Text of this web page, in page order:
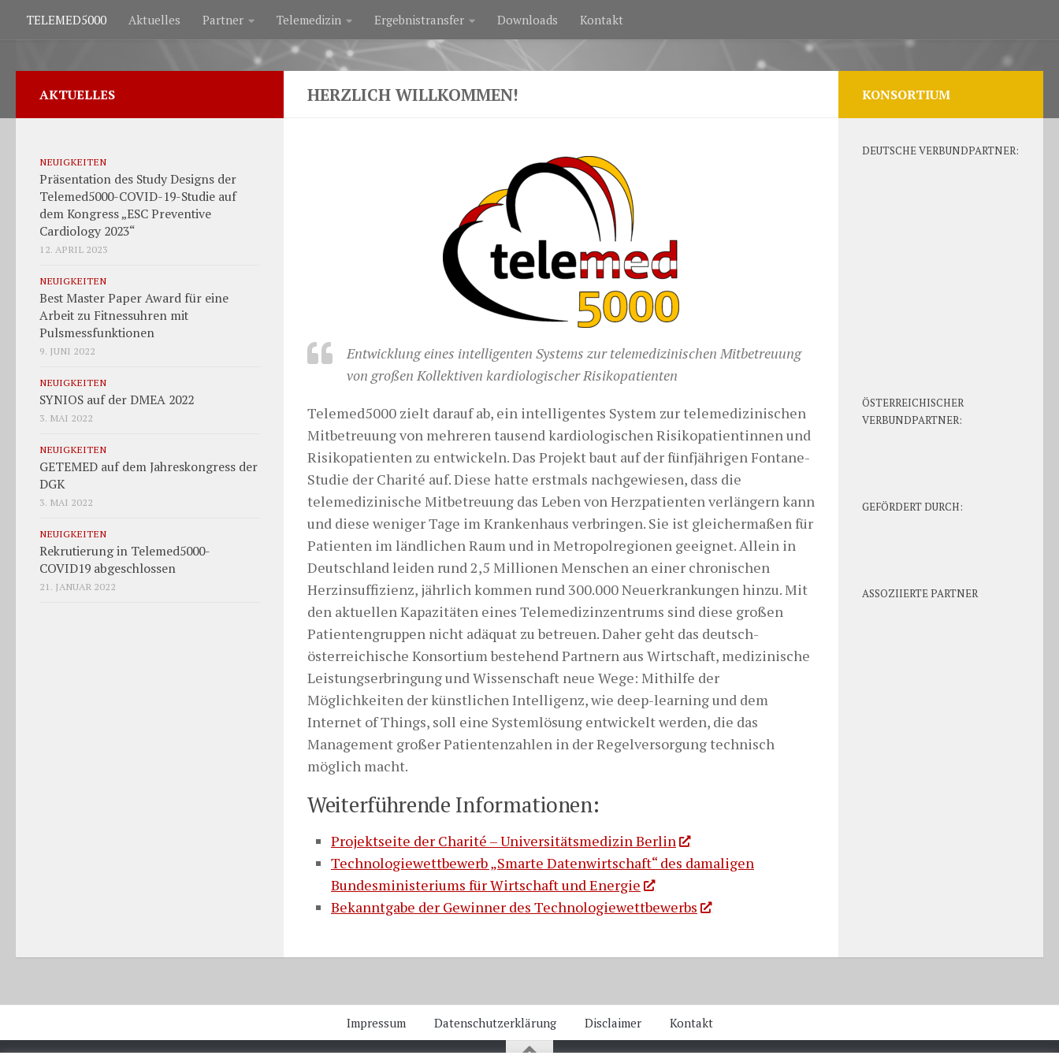
Zum Inhalt springen
TELEMED5000 Aktuelles Partner Telemedizin Ergebnistransfer Downloads Kontakt
HERZLICH WILLKOMMEN!
Entwicklung eines intelligenten Systems zur telemedizinischen Mitbetreuung
von großen Kollektiven kardiologischer Risikopatienten
Telemed5000 zielt darauf ab, ein intelligentes System zur telemedizinischen
Mitbetreuung von mehreren tausend kardiologischen Risikopatientinnen und
Risikopatienten zu entwickeln. Das Projekt baut auf der fünfjährigen Fontane-
Studie der Charité auf. Diese hatte erstmals nachgewiesen, dass die
telemedizinische Mitbetreuung das Leben von Herzpatienten verlängern kann
und diese weniger Tage im Krankenhaus verbringen. Sie ist gleichermaßen für
Patienten im ländlichen Raum und in Metropolregionen geeignet. Allein in
Deutschland leiden rund 2,5 Millionen Menschen an einer chronischen
Herzinsuffizienz, jährlich kommen rund 300.000 Neuerkrankungen hinzu. Mit
den aktuellen Kapazitäten eines Telemedizinzentrums sind diese großen
Patientengruppen nicht adäquat zu betreuen. Daher geht das deutsch-
österreichische Konsortium bestehend Partnern aus Wirtschaft, medizinische
Leistungserbringung und Wissenschaft neue Wege: Mithilfe der
Möglichkeiten der künstlichen Intelligenz, wie deep-learning und dem
Internet of Things, soll eine Systemlösung entwickelt werden, die das
Management großer Patientenzahlen in der Regelversorgung technisch
möglich macht.
Weiterführende Informationen:
Projektseite der Charité – Universitätsmedizin Berlin
Technologiewettbewerb „Smarte Datenwirtschaft“ des damaligen
Bundesministeriums für Wirtschaft und Energie
Bekanntgabe der Gewinner des Technologiewettbewerbs
AKTUELLES
NEUIGKEITEN
Präsentation des Study Designs der
Telemed5000-COVID-19-Studie auf
dem Kongress „ESC Preventive
Cardiology 2023“
12. APRIL 2023
NEUIGKEITEN
Best Master Paper Award für eine
Arbeit zu Fitnessuhren mit
Pulsmessfunktionen
9. JUNI 2022
NEUIGKEITEN
SYNIOS auf der DMEA 2022
3. MAI 2022
NEUIGKEITEN
GETEMED auf dem Jahreskongress der
DGK
3. MAI 2022
NEUIGKEITEN
Rekrutierung in Telemed5000-
COVID19 abgeschlossen
21. JANUAR 2022
KONSORTIUM
DEUTSCHE VERBUNDPARTNER:
ÖSTERREICHISCHER
VERBUNDPARTNER:
GEFÖRDERT DURCH:
ASSOZIIERTE PARTNER
Impressum Datenschutzerklärung Disclaimer Kontakt